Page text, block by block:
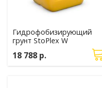
Гидрофобизирующий
грунт StoPlex W
18 788 р.